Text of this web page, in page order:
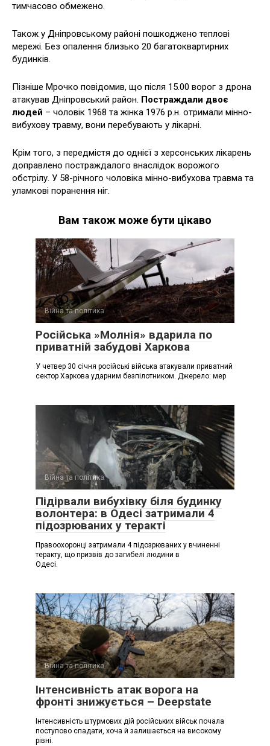
тимчасово обмежено.
Також у Дніпровському районі пошкоджено теплові
мережі. Без опалення близько 20 багатоквартирних
будинків.
Пізніше Мрочко повідомив, що після 15.00 ворог з дрона
атакував Дніпровський район. Постраждали двоє
людей – чоловік 1968 та жінка 1976 р.н. отримали мінно-
вибухову травму, вони перебувають у лікарні.
Крім того, з передмістя до однієї з херсонських лікарень
доправлено постраждалого внаслідок ворожого
обстрілу. У 58-річного чоловіка мінно-вибухова травма та
уламкові поранення ніг.
Вам також може бути цікаво
Війна та політика
Російська »Молнія» вдарила по
приватній забудові Харкова
У четвер 30 січня російські війська атакували приватний
сектор Харкова ударним безпілотником. Джерело: мер
Війна та політика
Підірвали вибухівку біля будинку
волонтера: в Одесі затримали 4
підозрюваних у теракті
Правоохоронці затримали 4 підозрюваних у вчиненні
теракту, що призвів до загибелі людини в
Одесі.
Війна та політика
Інтенсивність атак ворога на
фронті знижується – Deepstate
Інтенсивність штурмових дій російських військ почала
поступово спадати, хоча й залишається на високому
рівні.